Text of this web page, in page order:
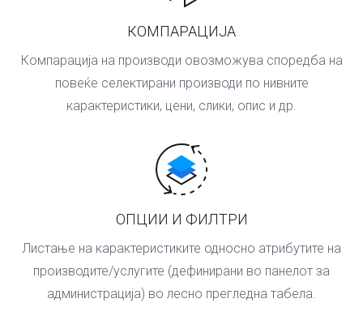
КОМПАРАЦИЈА
Компарација на производи овозможува споредба на
повеќе селектирани производи по нивните
карактеристики, цени, слики, опис и др.
ОПЦИИ И ФИЛТРИ
Листање на карактеристиките односно атрибутите на
производите/услугите (дефинирани во панелот за
администрација) во лесно прегледна табела.